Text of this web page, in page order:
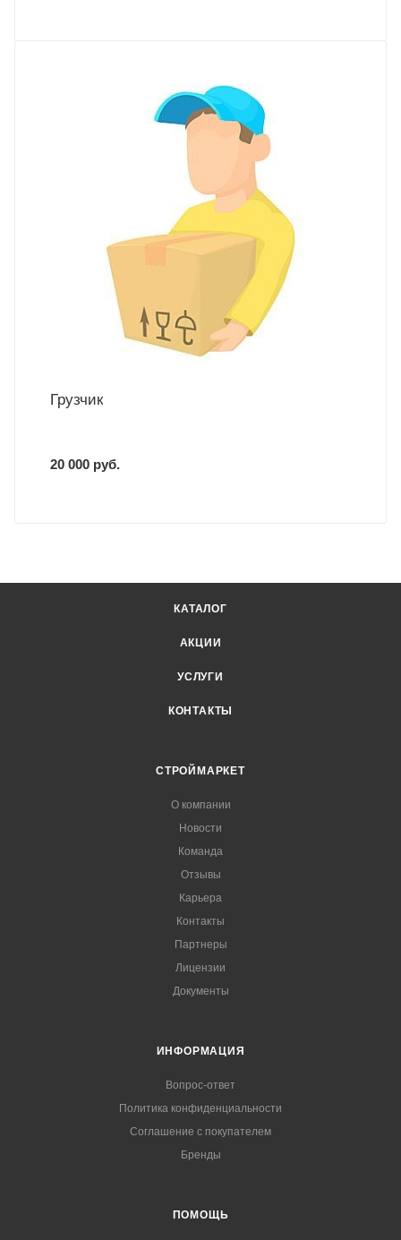
Грузчик
20 000 руб.
КАТАЛОГ
АКЦИИ
УСЛУГИ
КОНТАКТЫ
СТРОЙМАРКЕТ
О компании
Новости
Команда
Отзывы
Карьера
Контакты
Партнеры
Лицензии
Документы
ИНФОРМАЦИЯ
Вопрос-ответ
Политика конфиденциальности
Соглашение с покупателем
Бренды
ПОМОЩЬ